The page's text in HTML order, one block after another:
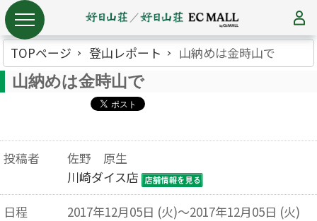
TOPページ 登山レポート 山納めは金時山で
山納めは金時山で
投稿者
佐野 原生
川崎ダイス店
日程
2017年12月05日 (火)～2017年12月05日 (火)